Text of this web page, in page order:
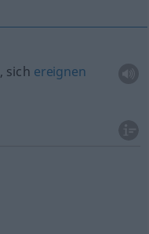
, sich ereignen